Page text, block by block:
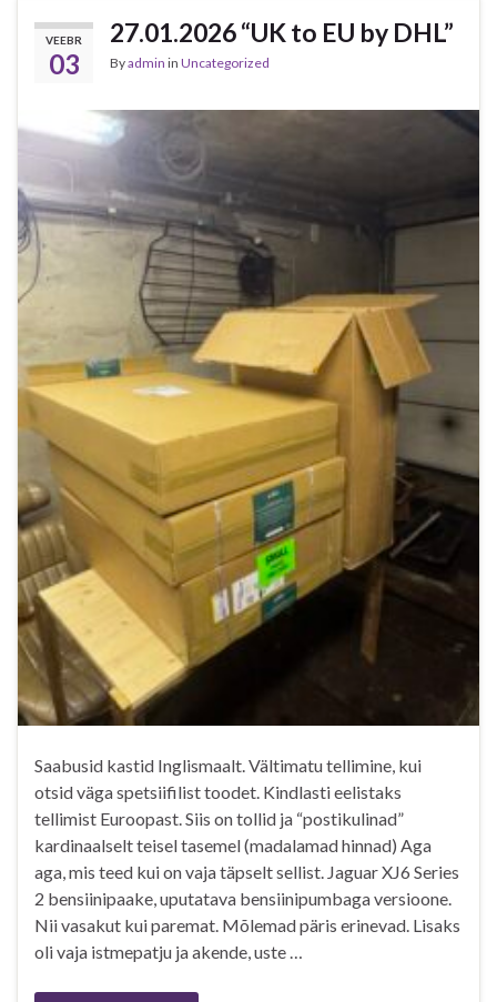
VEEBR
03
27.01.2026 “UK to EU by DHL”
Byadmin in Uncategorized
Saabusid kastid Inglismaalt. Vältimatu tellimine, kui
otsid väga spetsiifilist toodet. Kindlasti eelistaks
tellimist Euroopast. Siis on tollid ja “postikulinad”
kardinaalselt teisel tasemel (madalamad hinnad) Aga
aga, mis teed kui on vaja täpselt sellist. Jaguar XJ6 Series
2 bensiinipaake, uputatava bensiinipumbaga versioone.
Nii vasakut kui paremat. Mõlemad päris erinevad. Lisaks
oli vaja istmepatju ja akende, uste …